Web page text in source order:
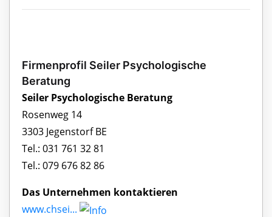
Firmenprofil Seiler Psychologische
Beratung
Seiler Psychologische Beratung
Rosenweg 14
3303 Jegenstorf BE
Tel.: 031 761 32 81
Tel.: 079 676 82 86
Das Unternehmen kontaktieren
www.chsei...